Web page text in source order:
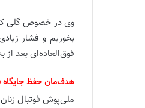
وی در خصوص گلی که
بخوریم و فشار
فوق‌العاده‌ای بعد
هدف‌مان حفظ جایگاه
ملی‌پوش فوتبال